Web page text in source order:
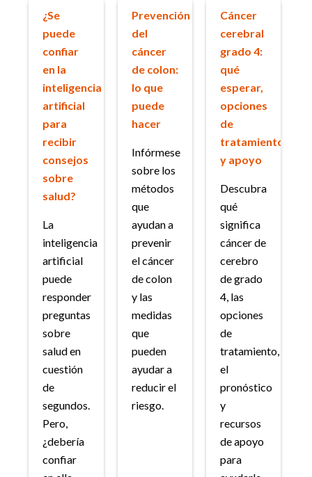
¿Se
puede
confiar
en la
inteligencia
artificial
para
recibir
consejos
sobre
salud?
La
inteligencia
artificial
puede
responder
preguntas
sobre
salud en
cuestión
de
segundos.
Pero,
¿debería
confiar
Prevención
del
cáncer
de colon:
lo que
puede
hacer
Infórmese
sobre los
métodos
que
ayudan a
prevenir
el cáncer
de colon
y las
medidas
que
pueden
ayudar a
reducir el
riesgo.
Cáncer
cerebral
grado 4:
qué
esperar,
opciones
de
tratamiento
y apoyo
Descubra
qué
significa
cáncer de
cerebro
de grado
4, las
opciones
de
tratamiento,
el
pronóstico
y
recursos
de apoyo
para